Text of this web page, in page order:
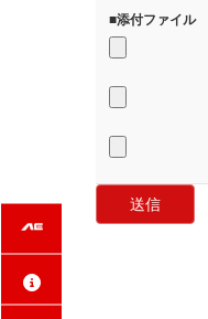
■添付ファイル